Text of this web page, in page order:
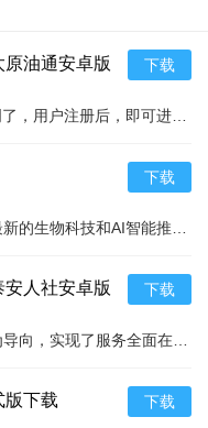
析与科学管理，为枣农提
类果树的种植效率与经济
业，枣业软件App都是一
题的也推动了传统枣业的
下载使用的优质农业
油通安卓版
下载
下载
人社安卓版
下载
版下载 下载